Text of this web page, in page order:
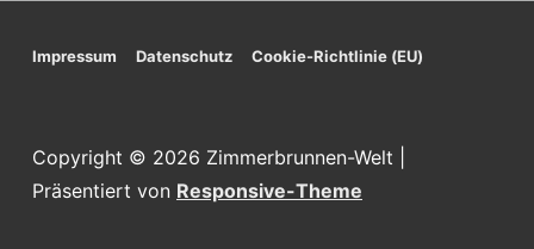
Footer-
Impressum Datenschutz Cookie-Richtlinie (EU)
Copyright © 2026 Zimmerbrunnen-Welt
Präsentiert von Responsive-Theme